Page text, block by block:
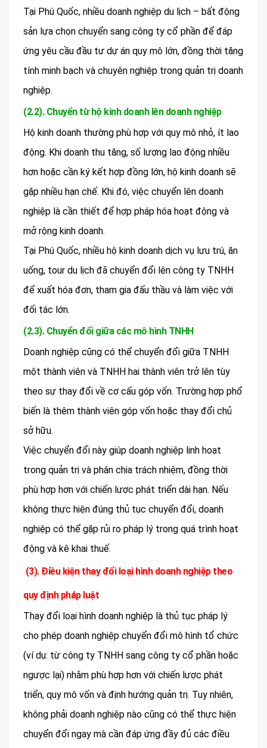
Tại Phú Quốc, nhiều doanh nghiệp du lịch – bất động
sản lựa chọn chuyển sang công ty cổ phần để đáp
ứng yêu cầu đầu tư dự án quy mô lớn, đồng thời tăng
tính minh bạch và chuyên nghiệp trong quản trị doanh
nghiệp.
(2.2). Chuyển từ hộ kinh doanh lên doanh nghiệp
Hộ kinh doanh thường phù hợp với quy mô nhỏ, ít lao
động. Khi doanh thu tăng, số lượng lao động nhiều
hơn hoặc cần ký kết hợp đồng lớn, hộ kinh doanh sẽ
gặp nhiều hạn chế. Khi đó, việc chuyển lên doanh
nghiệp là cần thiết để hợp pháp hóa hoạt động và
mở rộng kinh doanh.
Tại Phú Quốc, nhiều hộ kinh doanh dịch vụ lưu trú, ăn
uống, tour du lịch đã chuyển đổi lên công ty TNHH
để xuất hóa đơn, tham gia đấu thầu và làm việc với
đối tác lớn.
(2.3). Chuyển đổi giữa các mô hình TNHH
Doanh nghiệp cũng có thể chuyển đổi giữa TNHH
một thành viên và TNHH hai thành viên trở lên tùy
theo sự thay đổi về cơ cấu góp vốn. Trường hợp phổ
biến là thêm thành viên góp vốn hoặc thay đổi chủ
sở hữu.
Việc chuyển đổi này giúp doanh nghiệp linh hoạt
trong quản trị và phân chia trách nhiệm, đồng thời
phù hợp hơn với chiến lược phát triển dài hạn. Nếu
không thực hiện đúng thủ tục chuyển đổi, doanh
nghiệp có thể gặp rủi ro pháp lý trong quá trình hoạt
động và kê khai thuế.
(3). Điều kiện thay đổi loại hình doanh nghiệp theo
quy định pháp luật
Thay đổi loại hình doanh nghiệp là thủ tục pháp lý
cho phép doanh nghiệp chuyển đổi mô hình tổ chức
(ví dụ: từ công ty TNHH sang công ty cổ phần hoặc
ngược lại) nhằm phù hợp hơn với chiến lược phát
triển, quy mô vốn và định hướng quản trị. Tuy nhiên,
không phải doanh nghiệp nào cũng có thể thực hiện
chuyển đổi ngay mà cần đáp ứng đầy đủ các điều